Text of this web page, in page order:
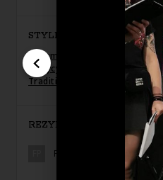
STYLE TATUAŻU
Irezumi (Japoński) / Neo-
tradycyjny
Newschool /
Traditional / Oldschool
REZYDENT
Family INK Płock